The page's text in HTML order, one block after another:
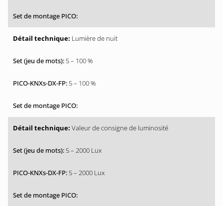
Lumière de nuit
5 – 100 %
5 – 100 %
Valeur de consigne de luminosité
5 – 2000 Lux
5 – 2000 Lux